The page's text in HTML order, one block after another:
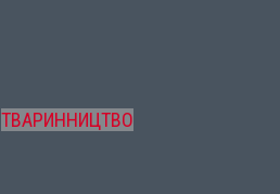
ТВАРИННИЦТВО